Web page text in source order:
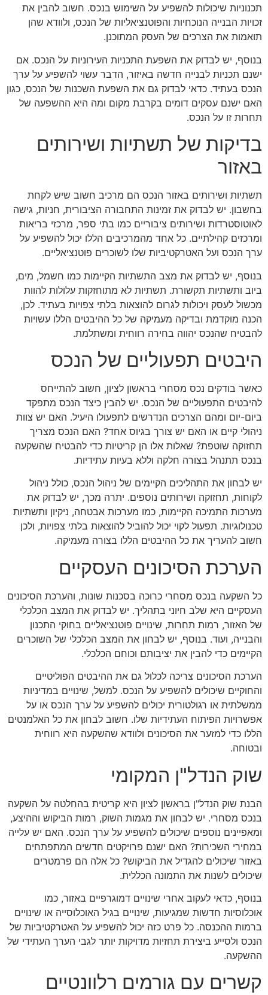
תכנוניות שיכולות להשפיע על השימוש בנכס. חשוב להבין את
זכויות הבנייה הנוכחיות והפוטנציאליות של הנכס, ולוודא שהן
תואמות את הצרכים של העסק המתוכנן.
בנוסף, יש לבדוק את השפעת התכניות העירוניות על הנכס. אם
ישנם תכניות לבנייה חדשה באיזור, הדבר עשוי להשפיע על ערך
הנכס בעתיד. כדאי לבדוק גם את השפעת השכנות של הנכס, כגון
האם ישנם עסקים דומים בקרבת מקום ומה היא ההשפעה של
תחרות זו על הנכס.
בדיקות של תשתיות ושירותים
באזור
תשתיות ושירותים באזור הנכס הם מרכיב חשוב שיש לקחת
בחשבון. יש לבדוק את זמינות התחבורה הציבורית, חניות, גישה
לאוטוסטרדות ושירותים ציבוריים כמו בתי ספר, מרכזי בריאות
ומרכזים קהילתיים. כל אחד מהמרכיבים הללו יכול להשפיע על
ערך הנכס ועל האטרקטיביות שלו לשוכרים פוטנציאליים.
בנוסף, יש לבדוק את מצב התשתיות הקיימות כמו חשמל, מים,
ביוב ותשתיות תקשורת. תשתיות לא מתוחזקות עלולות להוות
מכשול לעסק ויכולות לגרום להוצאות בלתי צפויות בעתיד. לכן,
הכנה מוקדמת ובדיקה מעמיקה של כל ההיבטים הללו עשויות
להבטיח שהנכס יהווה בחירה רווחית ומשתלמת.
היבטים תפעוליים של הנכס
כאשר בודקים נכס מסחרי בראשון לציון, חשוב להתייחס
להיבטים התפעוליים של הנכס. יש להבין כיצד הנכס מתפקד
ביום-יום ומהם הצרכים הנדרשים לתפעולו היעיל. האם יש צוות
ניהולי קיים או האם יש צורך בגיוס אחד? האם הנכס מצריך
תחזוקה שוטפת? שאלות אלו הן קריטיות כדי להבטיח שהשקעה
בנכס תתנהל בצורה חלקה וללא בעיות עתידיות.
יש לבחון את התהליכים הקיימים של ניהול הנכס, כולל ניהול
לקוחות, תחזוקה ושירותים נוספים. יתרה מכך, יש לבדוק את
מערכות התמיכה הקיימות, כמו מערכות אבטחה, ניקיון ותשתיות
טכנולוגיות. תפעול לקוי יכול להוביל להוצאות בלתי צפויות, ולכן
חשוב להעריך את כל ההיבטים הללו בצורה מעמיקה.
הערכת הסיכונים העסקיים
כל השקעה בנכס מסחרי כרוכה בסכנות שונות, והערכת הסיכונים
העסקיים היא שלב חיוני בתהליך. יש לבדוק את המצב הכלכלי
של האזור, רמות תחרות, שינויים פוטנציאליים בחוקי התכנון
והבנייה, ועוד. בנוסף, יש לבחון את המצב הכלכלי של השוכרים
הקיימים כדי להבין את יציבותם וכוחם הכלכלי.
הערכת הסיכונים צריכה לכלול גם את ההיבטים הפוליטיים
והחוקיים שיכולים להשפיע על הנכס. למשל, שינויים במדיניות
ממשלתית או רגולטורית יכולים להשפיע על ערך הנכס או על
אפשרויות הפיתוח העתידיות שלו. חשוב לבחון את כל האלמנטים
הללו כדי למזער את הסיכונים ולוודא שהשקעה היא רווחית
ובטוחה.
שוק הנדל"ן המקומי
הבנת שוק הנדל"ן בראשון לציון היא קריטית בהחלטה על השקעה
בנכס מסחרי. יש לבחון את מגמות השוק, רמות הביקוש וההיצע,
ומאפיינים נוספים שיכולים להשפיע על ערך הנכס. האם יש עלייה
במחירי השכירות? האם ישנם פרויקטים חדשים המתפתחים
באזור שיכולים להגדיל את הביקוש? כל אלה הם פרמטרים
שיכולים לשנות את התמונה הכללית.
בנוסף, כדאי לעקוב אחרי שינויים דמוגרפיים באזור, כמו
אוכלוסיות חדשות שמגיעות, שינויים בגיל האוכלוסייה או שינויים
ברמות ההכנסה. כל פרט כזה יכול להשפיע על האטרקטיביות של
הנכס ולסייע ביצירת תחזיות מדויקות יותר לגבי הערך העתידי של
ההשקעה.
קשרים עם גורמים רלוונטיים